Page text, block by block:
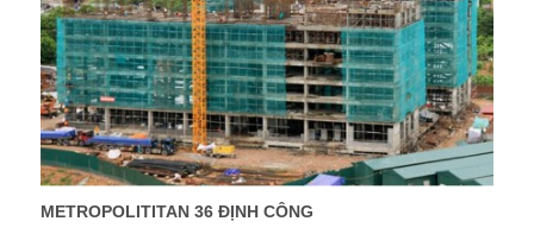
METROPOLITITAN 36 ĐỊNH CÔNG